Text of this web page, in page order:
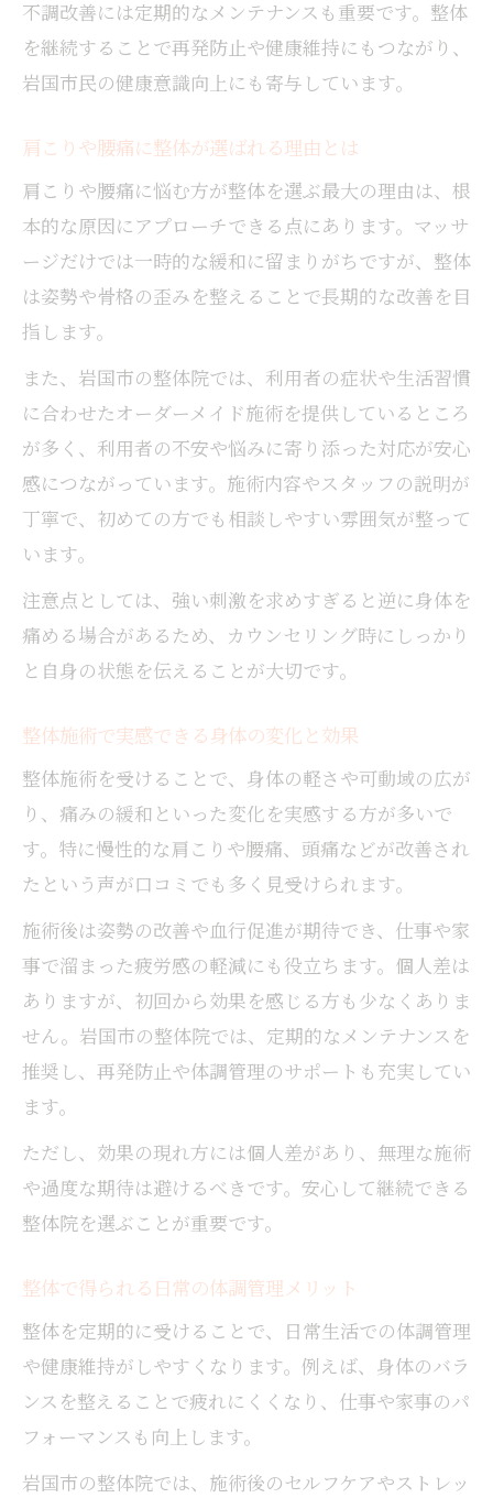
不調改善には定期的なメンテナンスも重要です。整体
を継続することで再発防止や健康維持にもつながり、
岩国市民の健康意識向上にも寄与しています。
肩こりや腰痛に整体が選ばれる理由とは
肩こりや腰痛に悩む方が整体を選ぶ最大の理由は、根
本的な原因にアプローチできる点にあります。マッサ
ージだけでは一時的な緩和に留まりがちですが、整体
は姿勢や骨格の歪みを整えることで長期的な改善を目
指します。
また、岩国市の整体院では、利用者の症状や生活習慣
に合わせたオーダーメイド施術を提供しているところ
が多く、利用者の不安や悩みに寄り添った対応が安心
感につながっています。施術内容やスタッフの説明が
丁寧で、初めての方でも相談しやすい雰囲気が整って
います。
注意点としては、強い刺激を求めすぎると逆に身体を
痛める場合があるため、カウンセリング時にしっかり
と自身の状態を伝えることが大切です。
整体施術で実感できる身体の変化と効果
整体施術を受けることで、身体の軽さや可動域の広が
り、痛みの緩和といった変化を実感する方が多いで
す。特に慢性的な肩こりや腰痛、頭痛などが改善され
たという声が口コミでも多く見受けられます。
施術後は姿勢の改善や血行促進が期待でき、仕事や家
事で溜まった疲労感の軽減にも役立ちます。個人差は
ありますが、初回から効果を感じる方も少なくありま
せん。岩国市の整体院では、定期的なメンテナンスを
推奨し、再発防止や体調管理のサポートも充実してい
ます。
ただし、効果の現れ方には個人差があり、無理な施術
や過度な期待は避けるべきです。安心して継続できる
整体院を選ぶことが重要です。
整体で得られる日常の体調管理メリット
整体を定期的に受けることで、日常生活での体調管理
や健康維持がしやすくなります。例えば、身体のバラ
ンスを整えることで疲れにくくなり、仕事や家事のパ
フォーマンスも向上します。
岩国市の整体院では、施術後のセルフケアやストレッ